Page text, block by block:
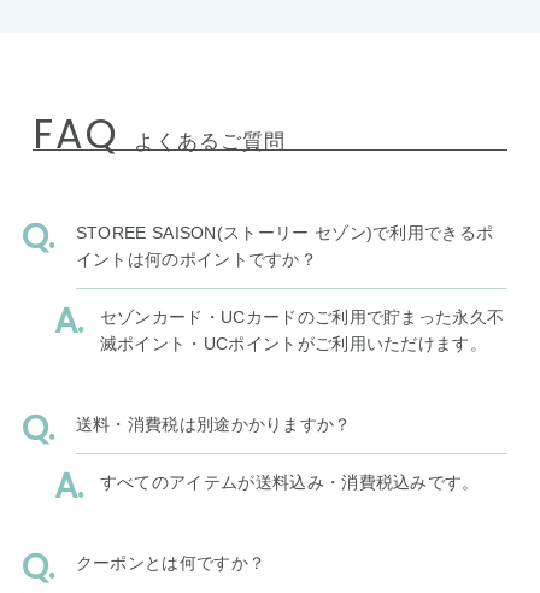
FAQ よくあるご質問
STOREE SAISON(ストーリー セゾン)で利用できるポ
イントは何のポイントですか？
セゾンカード・UCカードのご利用で貯まった永久不
滅ポイント・UCポイントがご利用いただけます。
送料・消費税は別途かかりますか？
すべてのアイテムが送料込み・消費税込みです。
クーポンとは何ですか？